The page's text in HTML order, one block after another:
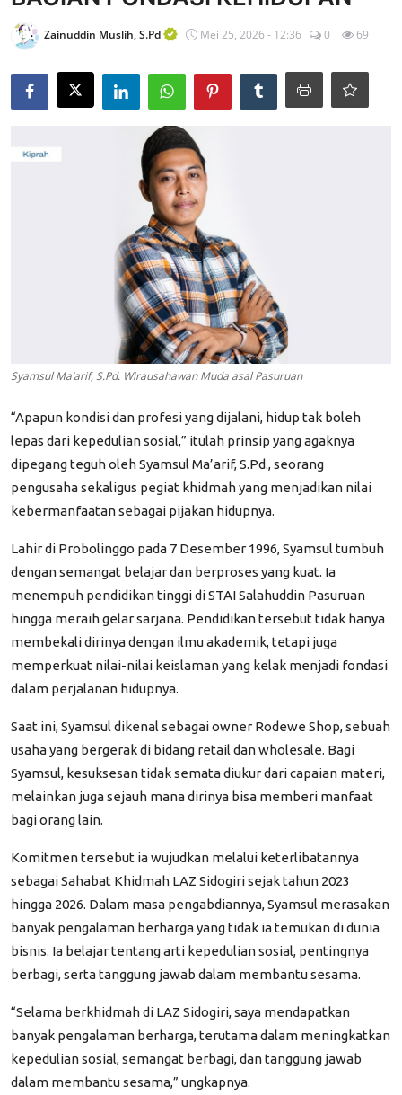
Edukasi ZIS
Majalah
Zainuddin Muslih, S.Pd Mei 25, 2026 - 12:36 0 69
Syamsul Ma’arif, S.Pd. Wirausahawan Muda asal Pasuruan
“Apapun kondisi dan profesi yang dijalani, hidup tak boleh
lepas dari kepedulian sosial,” itulah prinsip yang agaknya
dipegang teguh oleh Syamsul Ma’arif, S.Pd., seorang
pengusaha sekaligus pegiat khidmah yang menjadikan nilai
kebermanfaatan sebagai pijakan hidupnya.
Lahir di Probolinggo pada 7 Desember 1996, Syamsul tumbuh
dengan semangat belajar dan berproses yang kuat. Ia
menempuh pendidikan tinggi di STAI Salahuddin Pasuruan
hingga meraih gelar sarjana. Pendidikan tersebut tidak hanya
membekali dirinya dengan ilmu akademik, tetapi juga
memperkuat nilai-nilai keislaman yang kelak menjadi fondasi
dalam perjalanan hidupnya.
Saat ini, Syamsul dikenal sebagai owner Rodewe Shop, sebuah
usaha yang bergerak di bidang retail dan wholesale. Bagi
Syamsul, kesuksesan tidak semata diukur dari capaian materi,
melainkan juga sejauh mana dirinya bisa memberi manfaat
bagi orang lain.
Komitmen tersebut ia wujudkan melalui keterlibatannya
sebagai Sahabat Khidmah LAZ Sidogiri sejak tahun 2023
hingga 2026. Dalam masa pengabdiannya, Syamsul merasakan
banyak pengalaman berharga yang tidak ia temukan di dunia
bisnis. Ia belajar tentang arti kepedulian sosial, pentingnya
berbagi, serta tanggung jawab dalam membantu sesama.
“Selama berkhidmah di LAZ Sidogiri, saya mendapatkan
banyak pengalaman berharga, terutama dalam meningkatkan
kepedulian sosial, semangat berbagi, dan tanggung jawab
dalam membantu sesama,” ungkapnya.